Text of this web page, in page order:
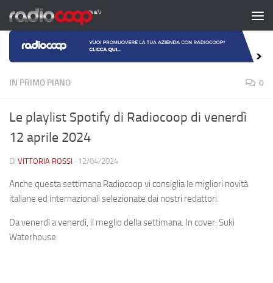
Salta al contenuto
IN PRIMO PIANO 0
Le playlist Spotify di Radiocoop di venerdì
12 aprile 2024
DI VITTORIA ROSSI · 12/04/2024
Anche questa settimana Radiocoop vi consiglia le migliori novità
italiane ed internazionali selezionate dai nostri redattori.
Da venerdì a venerdì, il meglio della settimana. In cover: Suki
Waterhouse